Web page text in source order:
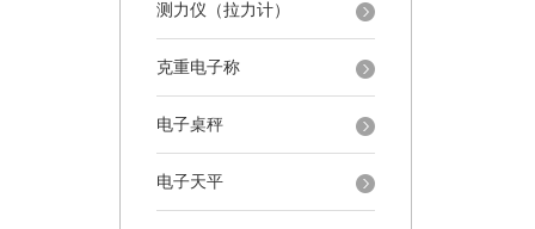
测力仪（拉力计）
克重电子称
电子桌秤
电子天平